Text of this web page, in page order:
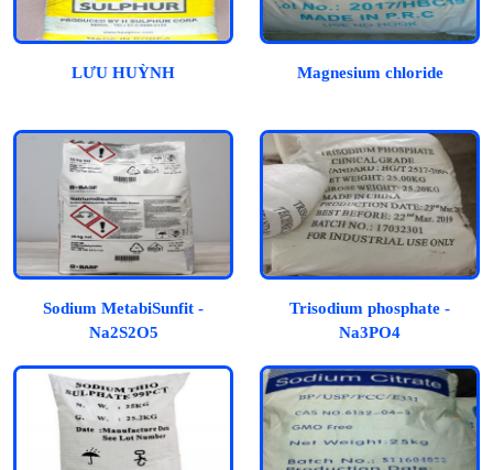
LƯU HUỲNH Magnesium chloride
Sodium MetabiSunfit -
Na2S2O5
Trisodium phosphate -
Na3PO4